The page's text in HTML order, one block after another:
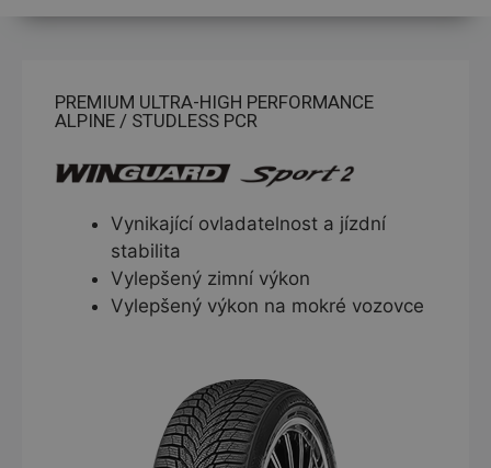
PREMIUM ULTRA-HIGH PERFORMANCE
ALPINE / STUDLESS PCR
Vynikající ovladatelnost a jízdní
stabilita
Vylepšený zimní výkon
Vylepšený výkon na mokré vozovce